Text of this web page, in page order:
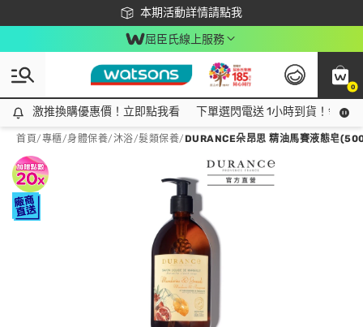
本期活動詳情請點我
下載app最高回饋$350
屈臣氏線上服務
0
激推換購優惠價！立即點我看
激推換購優惠價！立即點我看 下單選閃電送 1小時到貨！領神
首頁/專櫃/身體保養/沐浴/髮類保養/DURANCE朵昂思 精油馬賽液態皂